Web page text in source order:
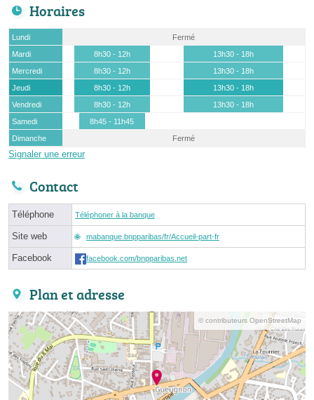
Horaires
Lundi
Fermé
Mardi
8h30 - 12h
13h30 - 18h
Mercredi
8h30 - 12h
13h30 - 18h
Jeudi
8h30 - 12h
13h30 - 18h
Vendredi
8h30 - 12h
13h30 - 18h
Samedi
8h45 - 11h45
Dimanche
Fermé
Signaler une erreur
Contact
Téléphone Téléphoner à la banque
Site web mabanque.bnpparibas/fr/Accueil-part-fr
Facebook facebook.com/bnpparibas.net
Plan et adresse
© contributeurs OpenStreetMap